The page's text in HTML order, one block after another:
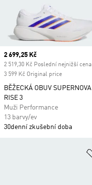
Current price
2 699,25 Kč
2 519,30 Kč Poslední nejnižší cena
3 599 Kč Original price
BĚŽECKÁ OBUV SUPERNOVA
RISE 3
Muži Performance
13 barvy/ev
30denní zkušební doba